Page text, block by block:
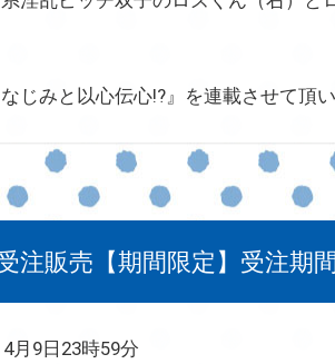
じみと以心伝心!?』を連載させて頂い
注販売【期間限定】受注期
月9日23時59分